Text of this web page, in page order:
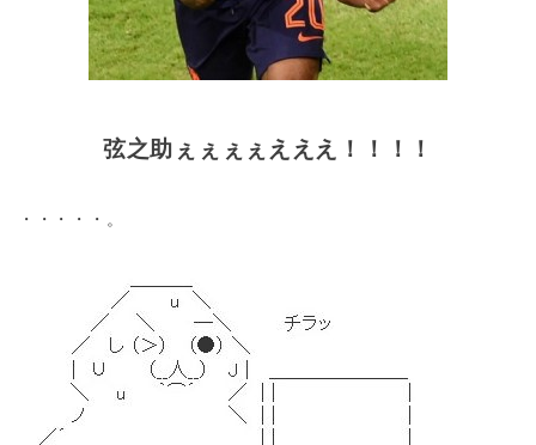
弦之助ぇぇぇぇえええ！！！！
・・・・・。